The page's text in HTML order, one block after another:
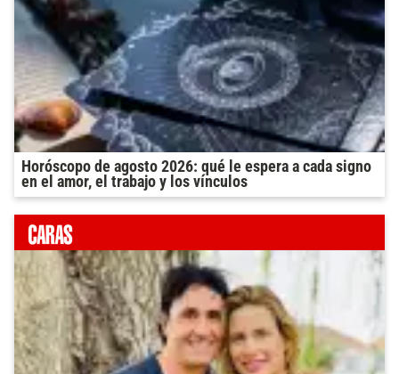
Horóscopo de agosto 2026: qué le espera a cada signo
en el amor, el trabajo y los vínculos